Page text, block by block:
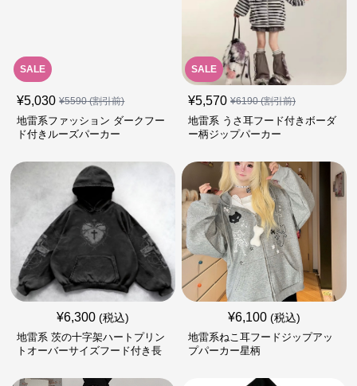
SALE
¥5,030 ¥5590(割引前)
地雷系ファッション ダークフー
ド付きルーズパーカー
SALE
¥5,570 ¥6190(割引前)
地雷系 うさ耳フード付きボーダ
ー柄ジップパーカー
¥6,300 (税込)
地雷系 茨の十字架ハートプリン
トオーバーサイズフード付き長
¥6,100 (税込)
地雷系ねこ耳フードジップアッ
プパーカー星柄